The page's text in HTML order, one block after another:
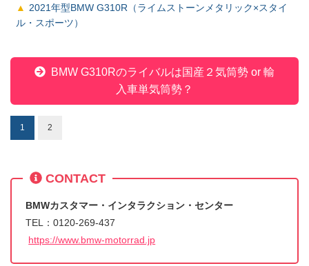
2021年型BMW G310R（ライムストーンメタリック×スタイ
ル・スポーツ）
BMW G310Rのライバルは国産２気筒勢 or 輸
入車単気筒勢？
1 2
CONTACT
BMWカスタマー・インタラクション・センター
TEL：0120-269-437
https://www.bmw-motorrad.jp